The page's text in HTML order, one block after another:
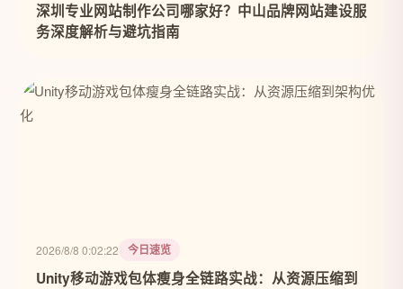
深圳专业网站制作公司哪家好？中山品牌网站建设服
务深度解析与避坑指南
2026/8/8 0:02:22 今日速览
Unity移动游戏包体瘦身全链路实战：从资源压缩到